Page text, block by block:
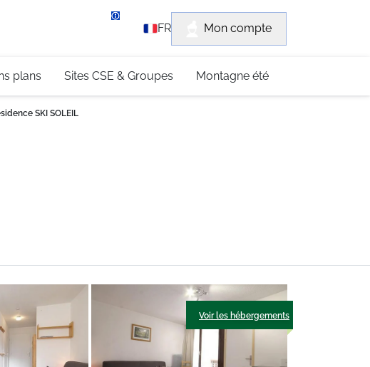
+33 (0)4 79 96 30 69
FR Mon compte
plans Sites CSE & Groupes Montagne été
SKI SOLEIL
Voir les hébergements